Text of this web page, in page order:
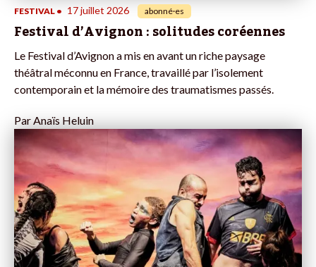
FESTIVAL • 17 juillet 2026 abonné·es
Festival d’Avignon : solitudes coréennes
Le Festival d’Avignon a mis en avant un riche paysage
théâtral méconnu en France, travaillé par l’isolement
contemporain et la mémoire des traumatismes passés.
ParAnaïs Heluin